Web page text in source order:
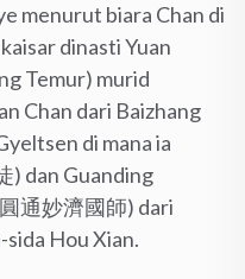
menurut biara Chan di
dinasti Yuan
Temur) murid
Chan dari Baizhang
di mana ia
) dan Guanding
通妙濟國師) dari
Hou Xian.